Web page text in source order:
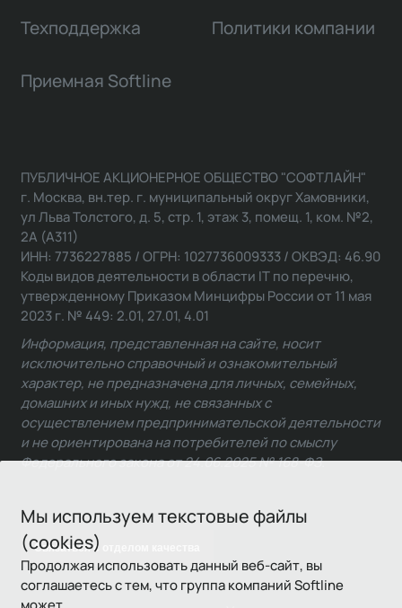
Мы используем текстовые файлы
(cookies)
Продолжая использовать данный веб-сайт, вы
соглашаетесь с тем, что группа компаний Softline
может
Техподдержка Политики компании
Приемная Softline
Связаться с отделом качества
ПУБЛИЧНОЕ АКЦИОНЕРНОЕ ОБЩЕСТВО "СОФТЛАЙН"
г. Москва, вн.тер. г. муниципальный округ Хамовники,
ул Льва Толстого, д. 5, стр. 1, этаж 3, помещ. 1, ком. №2,
2А (А311)
ИНН: 7736227885 / ОГРН: 1027736009333 / ОКВЭД: 46.90
Коды видов деятельности в области IT по перечню,
утвержденному Приказом Минцифры России от 11 мая
2023 г. № 449: 2.01, 27.01, 4.01
Информация, представленная на сайте, носит
исключительно справочный и ознакомительный
характер, не предназначена для личных, семейных,
домашних и иных нужд, не связанных с
осуществлением предпринимательской деятельности
и не ориентирована на потребителей по смыслу
Федерального закона от 24.06.2025 № 168-ФЗ.